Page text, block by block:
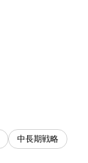
中長期戦略